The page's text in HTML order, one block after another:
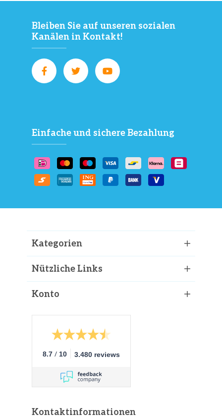
Bleiben Sie auf unseren sozialen
Kanälen in Kontakt!
Einfache und sichere Bezahlung
Kategorien
Nützliche Links
Konto
8.7 / 10 3.480 reviews
Kontaktinformationen